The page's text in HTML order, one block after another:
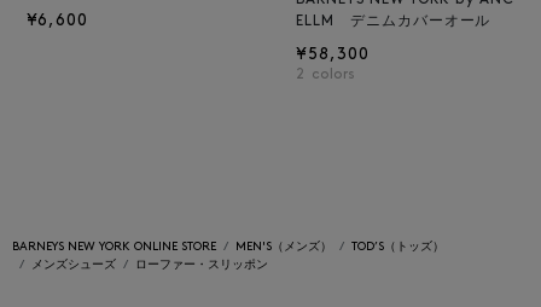
¥6,600
ELLM デニムカバーオール
¥58,300
2 colors
BARNEYS NEW YORK ONLINE STORE MEN'S（メンズ）
TOD’S（トッズ）
メンズシューズ
ローファー・スリッポン